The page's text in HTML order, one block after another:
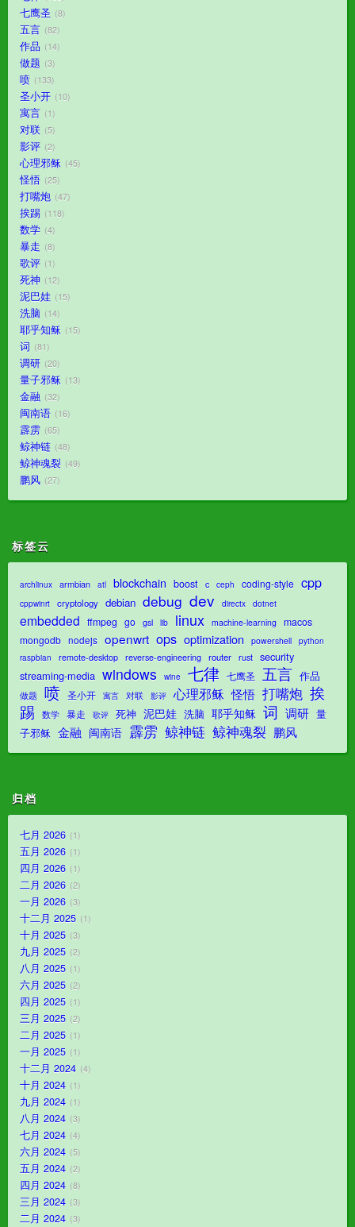
七鹰圣 8
五言 82
作品 14
做题 3
喷 133
圣小开 10
寓言 1
对联 5
影评 2
心理邪稣 45
怪悟 25
打嘴炮 47
挨踢 118
数学 4
暴走 8
歌评 1
死神 12
泥巴娃 15
洗脑 14
耶乎知稣 15
词 81
调研 20
量子邪稣 13
金融 32
闽南语 16
霹雳 65
鲸神链 48
鲸神魂裂 49
鹏风 27
标签云
archlinux armbian atl blockchain boost c ceph coding-style cpp
cppwinrt cryptology debian debug dev directx dotnet
embedded ffmpeg go gsl lib linux machine-learning macos
mongodb nodejs openwrt ops optimization powershell
python
raspbian
remote-desktop reverse-engineering router rust security
streaming-media windows wine 七律 七鹰圣 五言 作品
做题 喷 圣小开 寓言 对联 影评 心理邪稣 怪悟 打嘴炮 挨
踢
数学 暴走 歌评 死神 泥巴娃 洗脑 耶乎知稣 词 调研 量
子邪稣 金融 闽南语 霹雳 鲸神链 鲸神魂裂 鹏风
归档
七月 2026 1
五月 2026 1
四月 2026 1
二月 2026 2
一月 2026 3
十二月 2025 1
十月 2025 3
九月 2025 2
八月 2025 1
六月 2025 2
四月 2025 1
三月 2025 2
二月 2025 1
一月 2025 1
十二月 2024 4
十月 2024 1
九月 2024 1
八月 2024 3
七月 2024 4
六月 2024 5
五月 2024 2
四月 2024 8
三月 2024 3
二月 2024 3